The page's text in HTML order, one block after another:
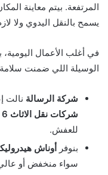
المرتفعة. بيتم معاينة
يسمح بالنقل اليدوي ولا
في أغلب الأعمال اليومية،
الوسيلة اللي ضمنت سلامة
شركة الرسالة نالت
شركات نقل الاثاث 6 اكتوبر
للعفش.
بنوفر أوناش
سواء منخفض أو